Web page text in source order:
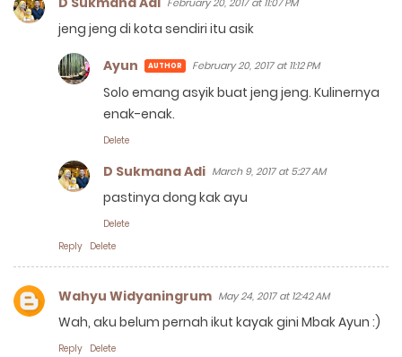
February 20, 2017 at 11:07 PM
jeng jeng di kota sendiri itu asik
Reply Delete
Ayun February 20, 2017 at 11:12 PM
Solo emang asyik buat jeng jeng. Kulinernya
enak-enak.
Delete
D Sukmana Adi March 9, 2017 at 5:27 AM
pastinya dong kak ayu
Delete
Wahyu Widyaningrum May 24, 2017 at 12:42 AM
Wah, aku belum pernah ikut kayak gini Mbak Ayun :)
Reply Delete